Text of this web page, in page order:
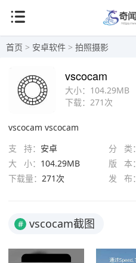
首页 > 安卓软件 > 拍照摄影
大小： 104.29MB
下载： 271次
vscocam
vscocam vscocam
支 持： 安卓 分 类：
大 小： 104.29MB 版 本：
下载量： 271次 发 布：
# vscocam截图